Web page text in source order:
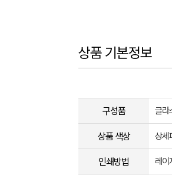
상품 기본정보
구성품 글라
상품 색상 상세
인쇄방법 레이